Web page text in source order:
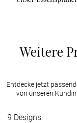
Weitere
Entdecke jetzt
von unseren
9 Designs